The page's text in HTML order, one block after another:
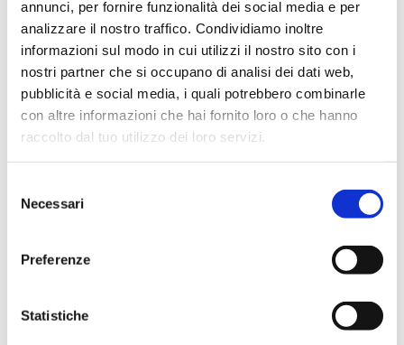
annunci, per fornire funzionalità dei social media e per
analizzare il nostro traffico. Condividiamo inoltre
informazioni sul modo in cui utilizzi il nostro sito con i
nostri partner che si occupano di analisi dei dati web,
pubblicità e social media, i quali potrebbero combinarle
con altre informazioni che hai fornito loro o che hanno
raccolto dal tuo utilizzo dei loro servizi.
delNecessari
Preferenze
Statistiche
SCOPRI PAGAMENTI
MiFID2
Banca d’Italia, ecc. – per la conoscenza dei cambiamenti
introdotti dalla direttiva MiFid2 sui servizi finanziari.